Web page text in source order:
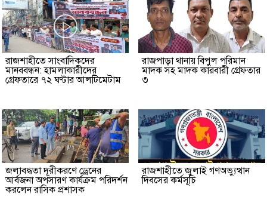
রাজশাহীতে সাংবাদিকদের
মানববন্ধন: হামলাকারীদের
গ্রেফতারে ৭২ ঘণ্টার আলটিমেটাম
রাজপাড়া থানায় বিপুল পরিমান
মাদক সহ মাদক কারবারী গ্রেফতার
৩
জলাবদ্ধতা দূরীকরণে ড্রেনের
আর্বজনা অপসারণ কার্যক্রম পরিদর্শন
করলেন রাসিক প্রশাসক
রাজশাহীতে জুলাই গণঅভ্যুত্থান
দিবসের কর্মসূচি